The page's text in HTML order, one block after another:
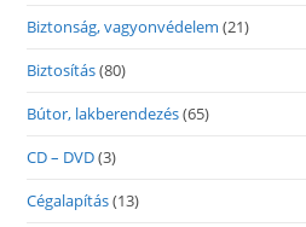
Biztonság, vagyonvédelem (21)
Biztosítás(80)
Bútor, lakberendezés(65)
CD – DVD(3)
Cégalapítás(13)